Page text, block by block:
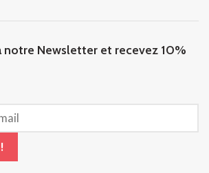
notre Newsletter et recevez 10%